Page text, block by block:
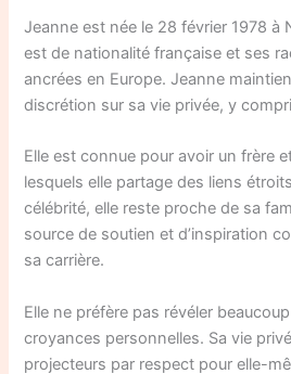
Jeanne est née le 28 février 1978 à
est de nationalité française et ses
ancrées en Europe. Jeanne
discrétion sur sa vie privée, y
Elle est connue pour avoir un frère
lesquels elle partage des liens
célébrité, elle reste proche de sa
source de soutien et d’inspiration
sa carrière.
Elle ne préfère pas révéler
croyances personnelles. Sa vie
projecteurs par respect pour elle-